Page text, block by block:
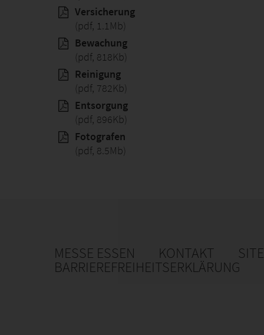
Versicherung
(pdf, 1.1Mb)
Bewachung
(pdf, 818Kb)
Reinigung
(pdf, 782Kb)
Entsorgung
(pdf, 896Kb)
Fotografen
(pdf, 8.5Mb)
MESSE ESSEN KONTAKT
BARRIEREFREIHEITSERKLÄRUNG